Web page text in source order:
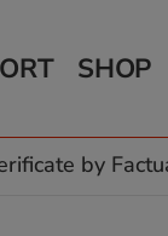
SHOP
by